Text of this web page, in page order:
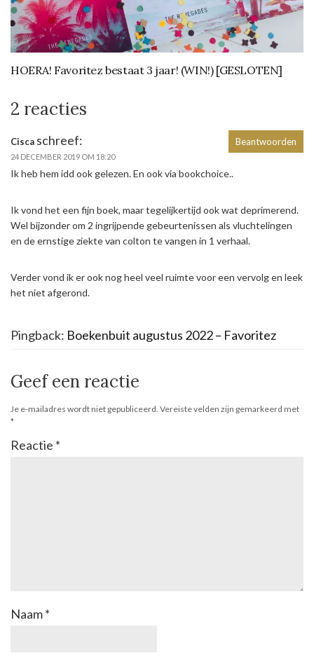
HOERA! Favoritez bestaat 3 jaar! (WIN!) [GESLOTEN]
2 reacties
Cisca schreef:
24 DECEMBER 2019 OM 18:20
Ik heb hem idd ook gelezen. En ook via bookchoice..
Ik vond het een fijn boek, maar tegelijkertijd ook wat deprimerend.
Wel bijzonder om 2 ingrijpende gebeurtenissen als vluchtelingen
en de ernstige ziekte van colton te vangen in 1 verhaal.
Verder vond ik er ook nog heel veel ruimte voor een vervolg en leek
het niet afgerond.
Beantwoorden
Pingback: Boekenbuit augustus 2022 – Favoritez
Geef een reactie
Je e-mailadres wordt niet gepubliceerd. Vereiste velden zijn gemarkeerd met
*
Reactie *
Naam*